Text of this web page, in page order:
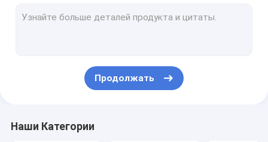
Дисплей одежды
Продолжать
Наши Категории